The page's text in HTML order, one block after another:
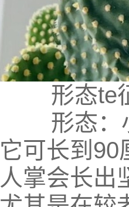
形态te
形态：
它可长到90
人掌会长出